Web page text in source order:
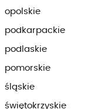
opolskie
podkarpackie
podlaskie
pomorskie
śląskie
świętokrzyskie